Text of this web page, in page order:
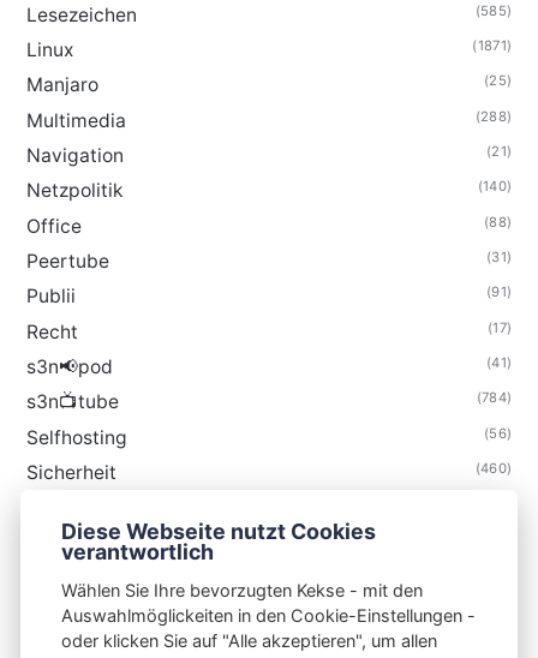
Lesezeichen (585)
Linux (1871)
Manjaro (25)
Multimedia (288)
Navigation (21)
Netzpolitik (140)
Office (88)
Peertube (31)
Publii (91)
Recht (17)
s3n📢pod (41)
s3n📺tube (784)
Selfhosting (56)
Sicherheit (460)
Thunderbird
Diese Webseite nutzt Cookies
verantwortlich
Wählen Sie Ihre bevorzugten Kekse - mit den
Auswahlmöglickeiten in den Cookie-Einstellungen -
oder klicken Sie auf "Alle akzeptieren", um allen